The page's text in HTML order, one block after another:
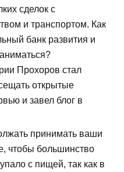
сделок с
и транспортом. Как
банк развития и
Прохоров стал
открытые
и завел блог в
принимать ваши
чтобы большинство
с пищей, так как в